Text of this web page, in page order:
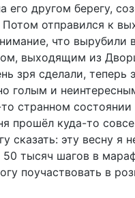
его другом берегу,
Потом отправился к
что вырубили
выходящим из
зря сделали, теперь
голым и
странном состоянии
прошёл куда-то
сказать: эту весну я
тысяч шагов в
поучаствовать в